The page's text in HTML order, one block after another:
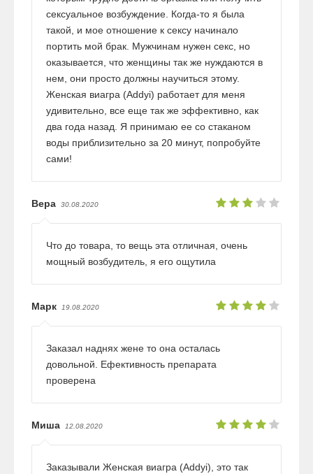
сексуальное возбуждение. Когда-то я была
такой, и мое отношение к сексу начинало
портить мой брак. Мужчинам нужен секс, но
оказывается, что женщины так же нуждаются в
нем, они просто должны научиться этому.
Женская виагра (Addyi) работает для меня
удивительно, все еще так же эффективно, как
два года назад. Я принимаю ее со стаканом
воды приблизительно за 20 минут, попробуйте
сами!
Вера 30.08.2020
Что до товара, то вещь эта отличная, очень
мощный возбудитель, я его ощутила
Марк 19.08.2020
Заказал наднях жене то она осталась
довольной. Ефективность препарата
проверена
Миша 12.08.2020
Заказывали Женская виагра (Addyi), это так